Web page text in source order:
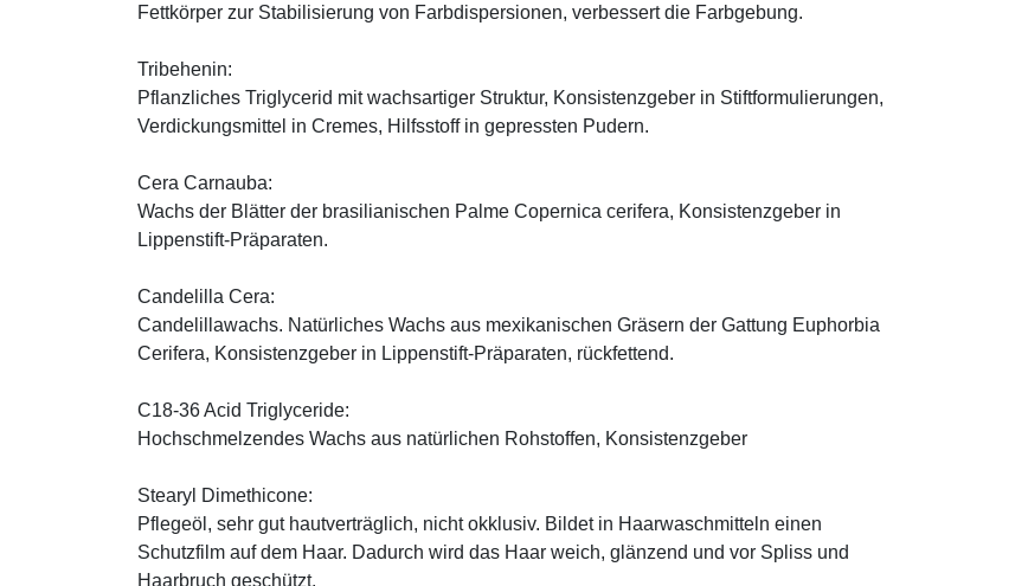
Fettkörper zur Stabilisierung von Farbdispersionen, verbessert die Farbgebung.
Tribehenin:
Pflanzliches Triglycerid mit wachsartiger Struktur, Konsistenzgeber in Stiftformulierungen,
Verdickungsmittel in Cremes, Hilfsstoff in gepressten Pudern.
Cera Carnauba:
Wachs der Blätter der brasilianischen Palme Copernica cerifera, Konsistenzgeber in
Lippenstift-Präparaten.
Candelilla Cera:
Candelillawachs. Natürliches Wachs aus mexikanischen Gräsern der Gattung Euphorbia
Cerifera, Konsistenzgeber in Lippenstift-Präparaten, rückfettend.
C18-36 Acid Triglyceride:
Hochschmelzendes Wachs aus natürlichen Rohstoffen, Konsistenzgeber
Stearyl Dimethicone:
Pflegeöl, sehr gut hautverträglich, nicht okklusiv. Bildet in Haarwaschmitteln einen
Schutzfilm auf dem Haar. Dadurch wird das Haar weich, glänzend und vor Spliss und
Haarbruch geschützt.